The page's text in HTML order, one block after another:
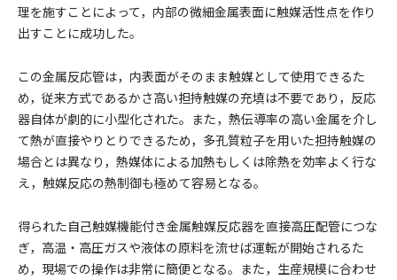
理を施すことによって，内部の微細金属表面に触媒活性点を作り
出すことに成功した。
この金属反応管は，内表面がそのまま触媒として使用できるた
め，従来方式であるかさ高い担持触媒の充填は不要であり，反応
器自体が劇的に小型化された。また，熱伝導率の高い金属を介し
て熱が直接やりとりできるため，多孔質粒子を用いた担持触媒の
場合とは異なり，熱媒体による加熱もしくは除熱を効率よく行な
え，触媒反応の熱制御も極めて容易となる。
得られた自己触媒機能付き金属触媒反応器を直接高圧配管につな
ぎ，高温・高圧ガスや液体の原料を流せば運転が開始されるた
め，現場での操作は非常に簡便となる。また，生産規模に合わせ